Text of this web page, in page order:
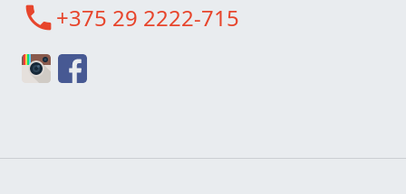
call+375 29 2222-715